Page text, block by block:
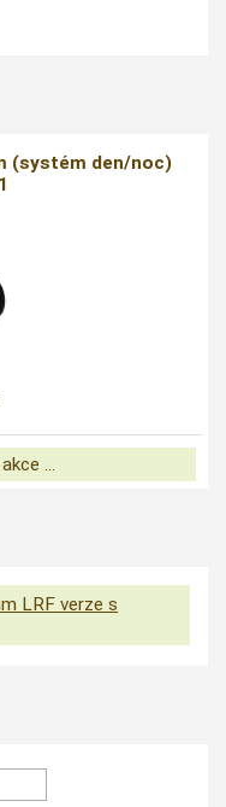
(systém den/noc)
...
LRF verze s